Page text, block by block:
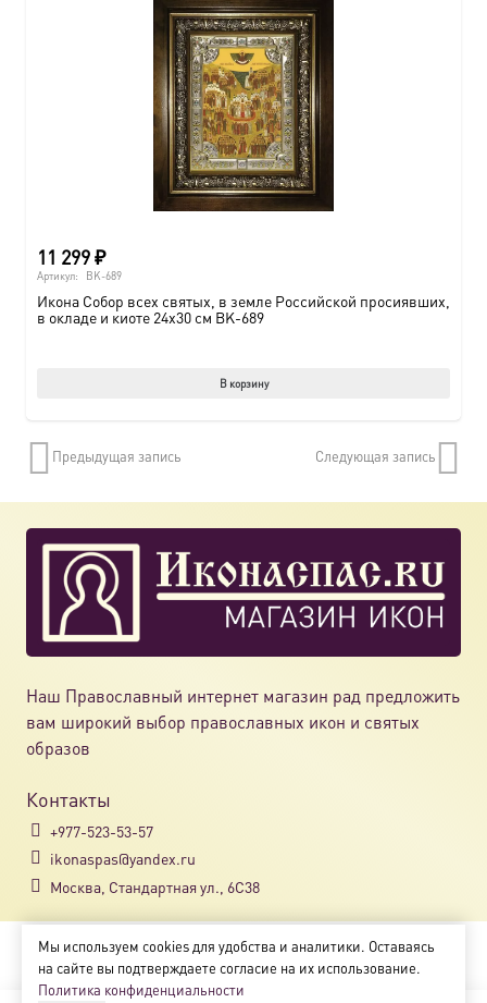
11 299₽
Артикул: BK-689
Икона Собор всех святых, в земле Российской просиявших,
в окладе и киоте 24х30 см BK-689
В корзину
Предыдущая запись Следующая запись
Наш Православный интернет магазин рад предложить
вам широкий выбор православных икон и святых
образов
Контакты
+977-523-53-57
ikonaspas@yandex.ru
Москва, Стандартная ул., 6С38
Copyright © 2018-2025
Магазин православных икон «ikonaspas.ru»
Мы используем cookies для удобства и аналитики. Оставаясь
на сайте вы подтверждаете согласие на их использование.
Политика конфиденциальности